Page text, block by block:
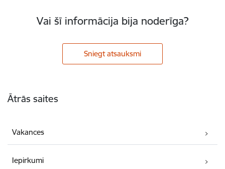
Vai šī informācija bija noderīga?
Sniegt atsauksmi
Ātrās saites
Vakances
Iepirkumi